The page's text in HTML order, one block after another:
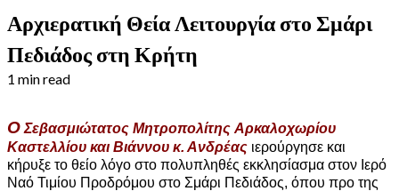
Αρχιερατική Θεία Λειτουργία στο Σμάρι
Πεδιάδος στη Κρήτη
1 min read
Ο Σεβασμιώτατος Μητροπολίτης Αρκαλοχωρίου
Καστελλίου και Βιάννου κ. Ανδρέας ιερούργησε και
κήρυξε το θείο λόγο στο πολυπληθές εκκλησίασμα στον Ιερό
Ναό Τιμίου Προδρόμου στο Σμάρι Πεδιάδος, όπου προ της